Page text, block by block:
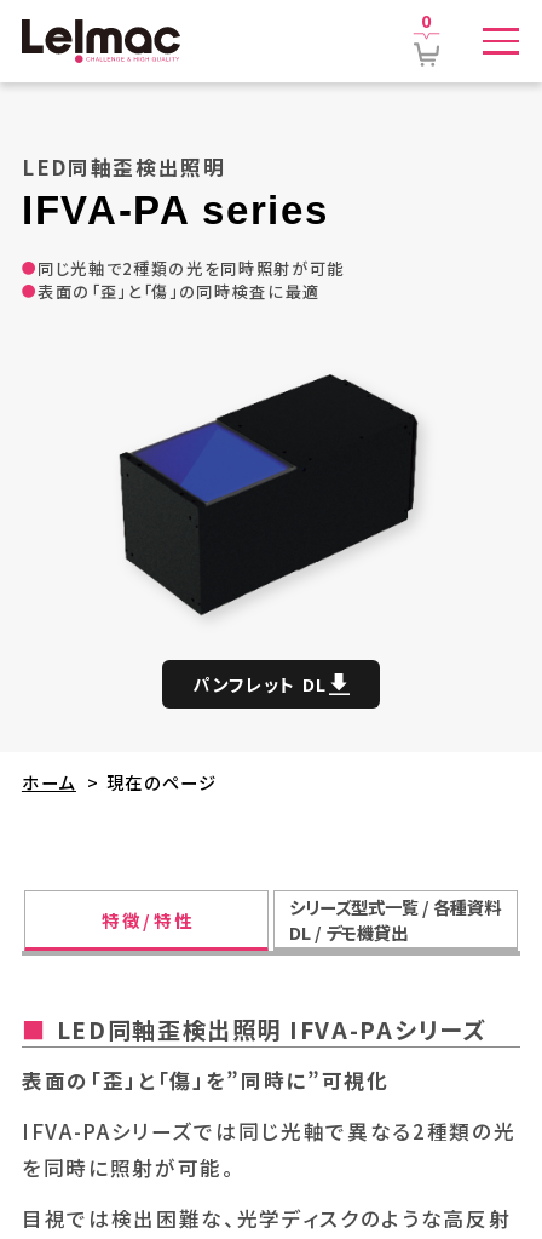
0
LED同軸歪検出照明
IFVA-PA series
同じ光軸で2種類の光を同時照射が可能
表面の「歪」と「傷」の同時検査に最適
パンフレット DL
ホーム > 現在のページ
特 徴 / 特 性
シリーズ型式一覧 / 各種資料
DL / デモ機貸出
LED同軸歪検出照明 IFVA-PAシリーズ
表面の「歪」と「傷」を”同時に”可視化
IFVA-PAシリーズでは同じ光軸で異なる2種類の光
を同時に照射が可能。
目視では検出困難な、光学ディスクのような高反射